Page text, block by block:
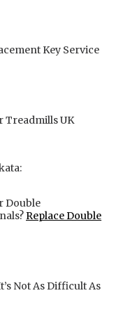
Key Service
Treadmills UK
Double
Replace Double
Not As Difficult As